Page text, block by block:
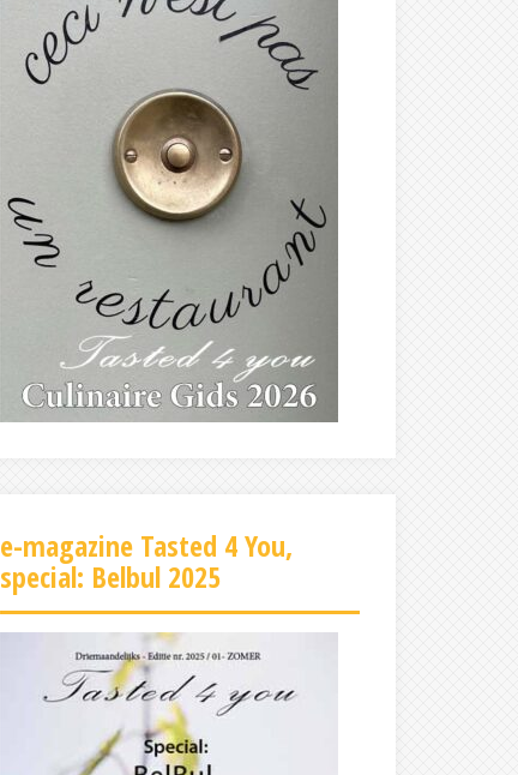
e-magazine Tasted 4 You,
special: Belbul 2025